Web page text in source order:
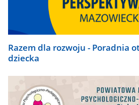
Razem dla rozwoju - Poradnia
dziecka